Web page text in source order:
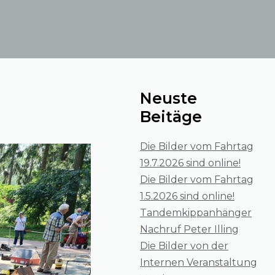
Neuste
Beitäge
Die Bilder vom Fahrtag
19.7.2026 sind online!
Die Bilder vom Fahrtag
1.5.2026 sind online!
Tandemkippanhänger
Nachruf Peter Illing
Die Bilder von der
Internen Veranstaltung